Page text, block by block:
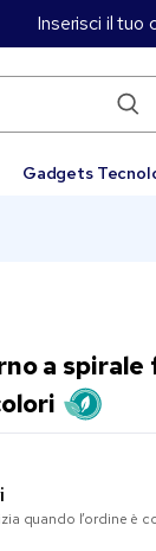
Inserisci il tuo
Gadgets
a
quando l’ordine è